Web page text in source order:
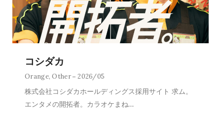
コシダカ
Orange,Other 2026/05
株式会社コシダカホールディングス採用サイト 求ム。
エンタメの開拓者。カラオケまね…